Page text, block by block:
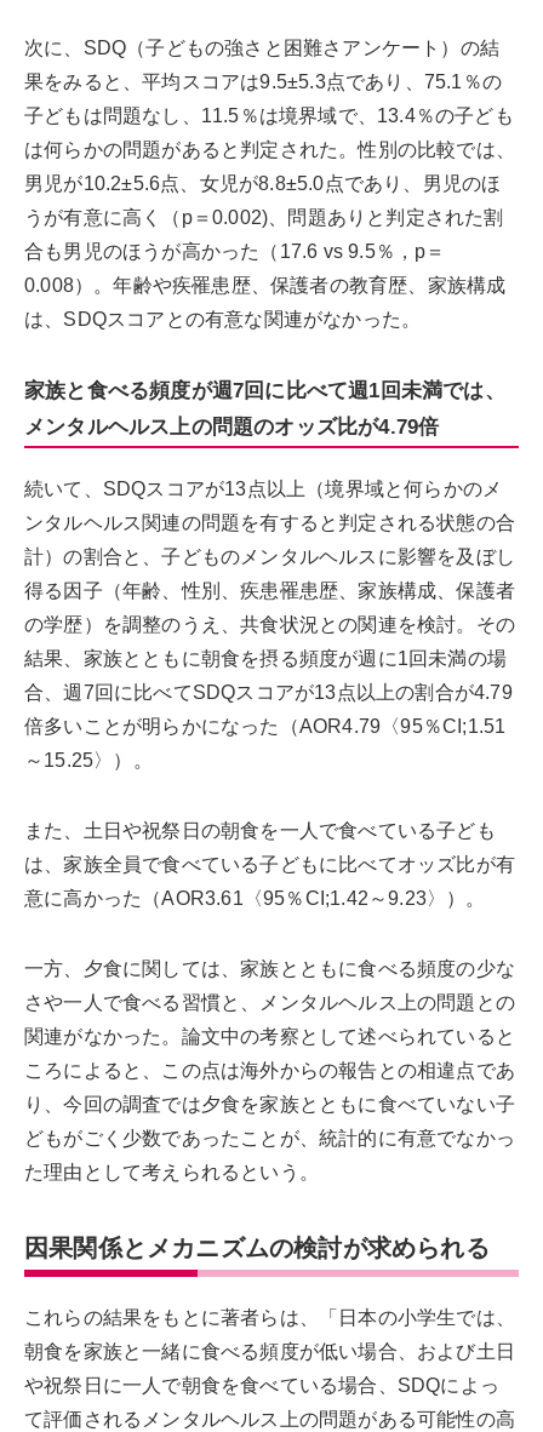
次に、SDQ（子どもの強さと困難さアンケート）の結
果をみると、平均スコアは9.5±5.3点であり、75.1％の
子どもは問題なし、11.5％は境界域で、13.4％の子ども
は何らかの問題があると判定された。性別の比較では、
男児が10.2±5.6点、女児が8.8±5.0点であり、男児のほ
うが有意に高く（p＝0.002)、問題ありと判定された割
合も男児のほうが高かった（17.6 vs 9.5％，p＝
0.008）。年齢や疾罹患歴、保護者の教育歴、家族構成
は、SDQスコアとの有意な関連がなかった。
家族と食べる頻度が週7回に比べて週1回未満では、
メンタルヘルス上の問題のオッズ比が4.79倍
続いて、SDQスコアが13点以上（境界域と何らかのメ
ンタルヘルス関連の問題を有すると判定される状態の合
計）の割合と、子どものメンタルヘルスに影響を及ぼし
得る因子（年齢、性別、疾患罹患歴、家族構成、保護者
の学歴）を調整のうえ、共食状況との関連を検討。その
結果、家族とともに朝食を摂る頻度が週に1回未満の場
合、週7回に比べてSDQスコアが13点以上の割合が4.79
倍多いことが明らかになった（AOR4.79〈95％CI;1.51
～15.25〉）。
また、土日や祝祭日の朝食を一人で食べている子ども
は、家族全員で食べている子どもに比べてオッズ比が有
意に高かった（AOR3.61〈95％CI;1.42～9.23〉）。
一方、夕食に関しては、家族とともに食べる頻度の少な
さや一人で食べる習慣と、メンタルヘルス上の問題との
関連がなかった。論文中の考察として述べられていると
ころによると、この点は海外からの報告との相違点であ
り、今回の調査では夕食を家族とともに食べていない子
どもがごく少数であったことが、統計的に有意でなかっ
た理由として考えられるという。
因果関係とメカニズムの検討が求められる
これらの結果をもとに著者らは、「日本の小学生では、
朝食を家族と一緒に食べる頻度が低い場合、および土日
や祝祭日に一人で朝食を食べている場合、SDQによっ
て評価されるメンタルヘルス上の問題がある可能性の高